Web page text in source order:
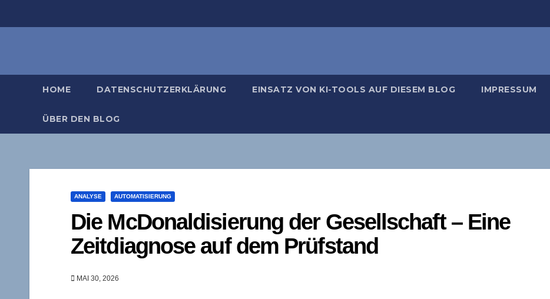
Inhalt
HOME DATENSCHUTZERKLÄRUNG EINSATZ VON KI-TOOLS AUF DIESEM BLOG IMPRESSUM
ÜBER DEN BLOG
ANALYSE AUTOMATISIERUNG
Die McDonaldisierung der Gesellschaft – Eine
Zeitdiagnose auf dem Prüfstand
MAI 30, 2026